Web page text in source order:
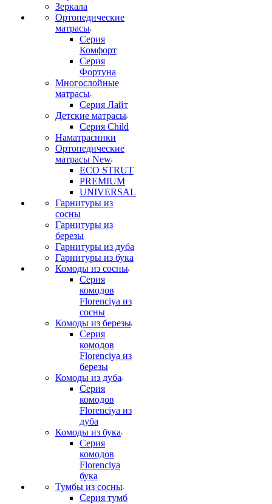
Зеркала
Ортопедические
матрасы
Серия
Комфорт
Серия
Фортуна
Многослойные
матрасы
Серия Лайт
Детские матрасы
Серия Child
Наматрасники
Ортопедические
матрасы New
ECO STRUT
PREMIUM
UNIVERSAL
Гарнитуры из
сосны
Гарнитуры из
березы
Гарнитуры из дуба
Гарнитуры из бука
Комоды из сосны
Серия
комодов
Florenciya из
сосны
Комоды из березы
Серия
комодов
Florenciya из
березы
Комоды из дуба
Серия
комодов
Florenciya из
дуба
Комоды из бука
Серия
комодов
Florenciya
бука
Тумбы из сосны
Серия тумб